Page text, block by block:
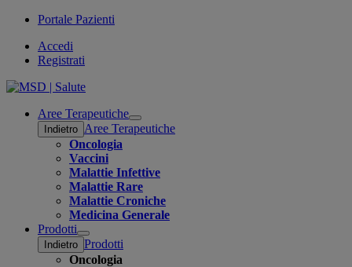
Portale Pazienti
Accedi
Registrati
Aree Terapeutiche
Open
submenu
Indietro Aree Terapeutiche
Oncologia
Vaccini
Malattie Infettive
Malattie Rare
Malattie Croniche
Medicina Generale
Prodotti
Open
submenu
Indietro Prodotti
Oncologia